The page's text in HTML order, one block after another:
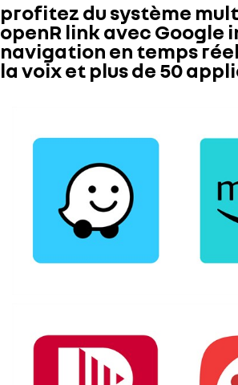
profitez du système
openR link avec Google
navigation en temps
la voix et plus de 50